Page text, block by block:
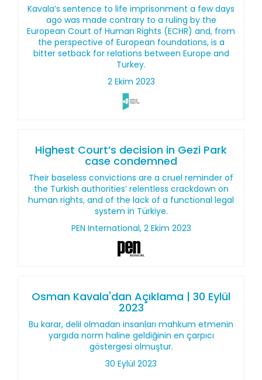
Kavala’s sentence to life imprisonment a few days
ago was made contrary to a ruling by the
European Court of Human Rights (ECHR) and, from
the perspective of European foundations, is a
bitter setback for relations between Europe and
Turkey.
2 Ekim 2023
Highest Court’s decision in Gezi Park
case condemned
Their baseless convictions are a cruel reminder of
the Turkish authorities’ relentless crackdown on
human rights, and of the lack of a functional legal
system in Türkiye.
PEN International, 2 Ekim 2023
Osman Kavala'dan Açıklama | 30 Eylül
2023
Bu karar, delil olmadan insanları mahkum etmenin
yargıda norm haline geldiğinin en çarpıcı
göstergesi olmuştur.
30 Eylül 2023